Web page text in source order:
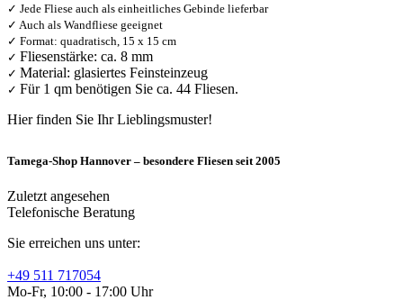
✓ Jede Fliese auch als einheitliches Gebinde lieferbar
✓ Auch als Wandfliese geeignet
✓ Format: quadratisch, 15 x 15 cm
✓ Fliesenstärke: ca. 8 mm
✓ Material: glasiertes Feinsteinzeug
✓ Für 1 qm benötigen Sie ca. 44 Fliesen.
Hier finden Sie Ihr Lieblingsmuster!
Tamega-Shop Hannover – besondere Fliesen seit 2005
Zuletzt angesehen
Telefonische Beratung
Sie erreichen uns unter:
+49 511 717054
Mo-Fr, 10:00 - 17:00 Uhr